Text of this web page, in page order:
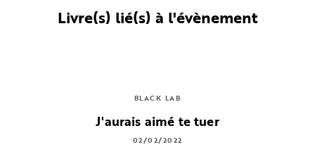
Livre(s) lié(s) à l'évènement
BLACK LAB
J'aurais aimé te tuer
02/02/2022